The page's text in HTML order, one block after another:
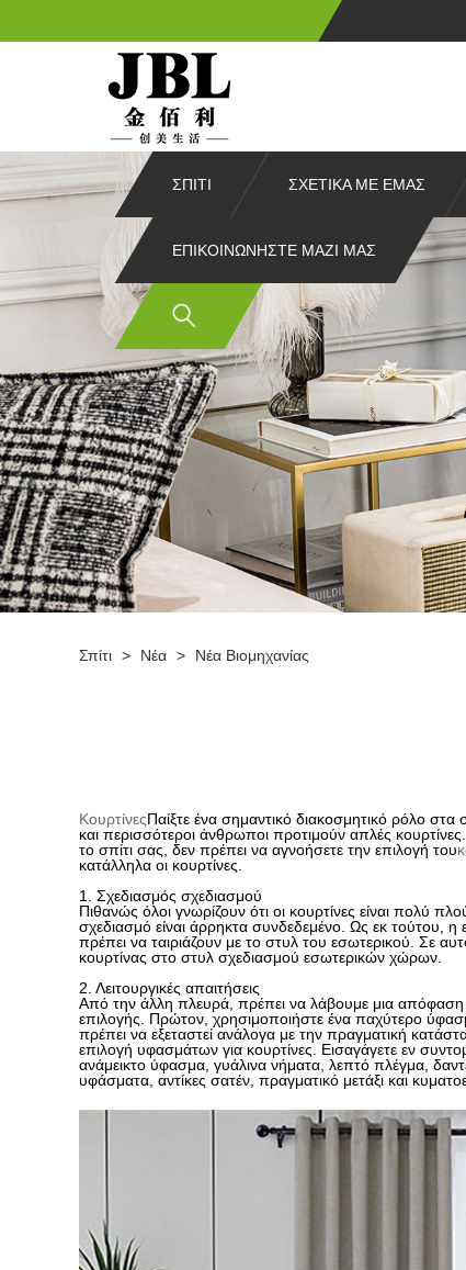
ΣΠΊΤΙ ΣΧΕΤΙΚΆ ΜΕ ΕΜΆΣ
ΕΠΙΚΟΙΝΩΝΉΣΤΕ ΜΑΖΊ ΜΑΣ
Σπίτι > Νέα > Νέα Βιομηχανίας
ΚουρτίνεςΠαίξτε ένα σημαντικό διακοσμητικό ρόλο
και περισσότεροι άνθρωποι προτιμούν απλές
το σπίτι σας, δεν πρέπει να αγνοήσετε την επιλογή του
κατάλληλα οι κουρτίνες.
1. Σχεδιασμός σχεδιασμού
Πιθανώς όλοι γνωρίζουν ότι οι κουρτίνες είναι πολύ
σχεδιασμό είναι άρρηκτα συνδεδεμένο. Ως εκ τούτου,
πρέπει να ταιριάζουν με το στυλ του εσωτερικού. Σε
κουρτίνας στο στυλ σχεδιασμού εσωτερικών χώρων.
2. Λειτουργικές απαιτήσεις
Από την άλλη πλευρά, πρέπει να λάβουμε μια απόφαση
επιλογής. Πρώτον, χρησιμοποιήστε ένα παχύτερο
πρέπει να εξεταστεί ανάλογα με την πραγματική
επιλογή υφασμάτων για κουρτίνες. Εισαγάγετε εν
ανάμεικτο ύφασμα, γυάλινα νήματα, λεπτό πλέγμα,
υφάσματα, αντίκες σατέν, πραγματικό μετάξι και